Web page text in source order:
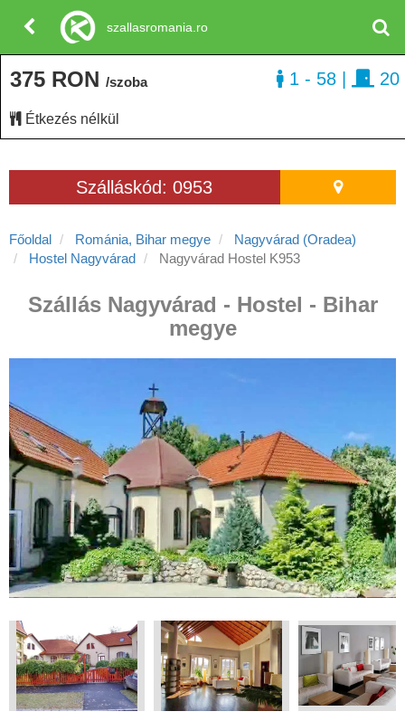
Szálláskód: 0953
Főoldal Románia, Bihar megye
Nagyvárad (Oradea)
Hostel Nagyvárad
Nagyvárad Hostel K953
Szállás Nagyvárad - Hostel - Bihar
megye
375 RON /szoba
Étkezés nélkül
1 - 58 20
szallasromania.ro